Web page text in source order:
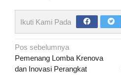
Ikuti Kami Pada
Navigasi
pos
Pos sebelumnya
Pemenang Lomba Krenova
dan Inovasi Perangkat